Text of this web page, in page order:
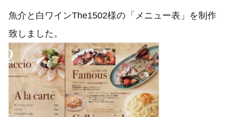
魚介と白ワインThe1502様の「メニュー表」を制作
致しました。